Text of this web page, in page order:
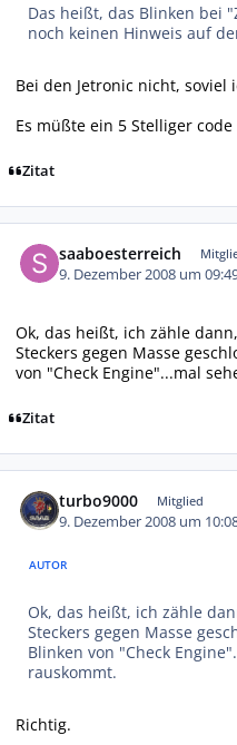
Das heißt, das Blinken bei
noch keinen Hinweis auf
Bei den Jetronic nicht, soviel
Es müßte ein 5 Stelliger code
Zitat
saaboesterreich
9. Dezember 2008 um
Ok, das heißt, ich zähle
Steckers gegen Masse
von "Check Engine"...mal
Zitat
turbo9000 Mitglied
9. Dezember 2008 um
AUTOR
Ok, das heißt, ich zähle
Steckers gegen Masse
Blinken von "Check
rauskommt.
Richtig.